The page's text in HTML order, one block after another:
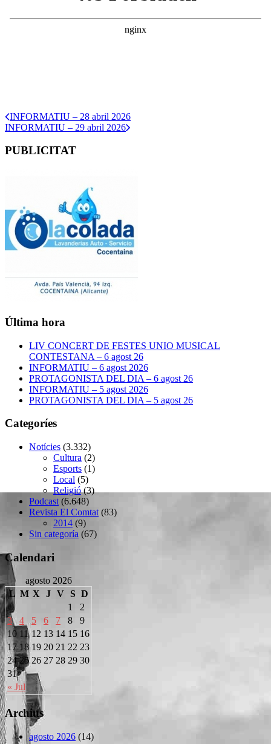
INFORMATIU – 28 abril 2026
INFORMATIU – 29 abril 2026
PUBLICITAT
Última hora
LIV CONCERT DE FESTES UNIO MUSICAL
CONTESTANA – 6 agost 26
INFORMATIU – 6 agost 2026
PROTAGONISTA DEL DIA – 6 agost 26
INFORMATIU – 5 agost 2026
PROTAGONISTA DEL DIA – 5 agost 26
Categoríes
Notícies (3.332)
Cultura (2)
Esports (1)
Local (5)
Religió(3)
Podcast (6.648)
Revista El Comtat (83)
2014 (9)
Sin categoría (67)
Calendari
agosto 2026
L M X J V S D
« Jul
1
2
3
4 5 6 7 8
9
10 11 12 13 14 15 16
17 18 19 20 21 22 23
24 25 26 27 28 29 30
31
Archius
agosto 2026 (14)